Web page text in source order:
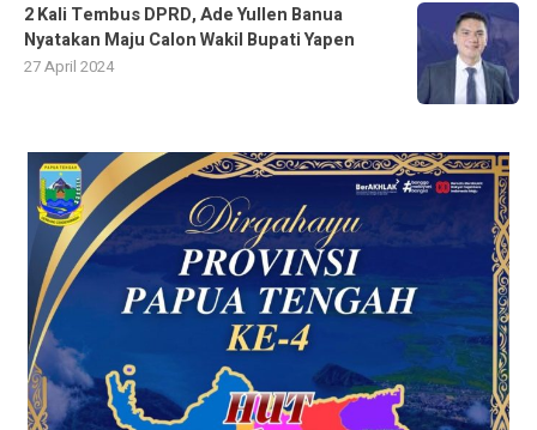
2 Kali Tembus DPRD, Ade Yullen Banua
Nyatakan Maju Calon Wakil Bupati Yapen
27 April 2024